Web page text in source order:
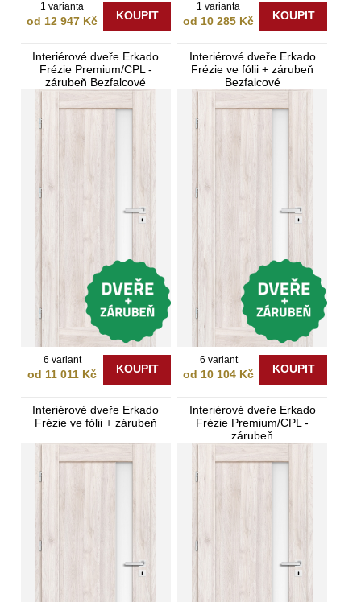
1 varianta
od 12 947 Kč KOUPIT
1 varianta
od 10 285 Kč KOUPIT
Interiérové dveře Erkado
Frézie Premium/CPL -
zárubeň Bezfalcové
6 variant
od 11 011 Kč KOUPIT
Interiérové dveře Erkado
Frézie ve fólii + zárubeň
Bezfalcové
6 variant
od 10 104 Kč KOUPIT
Interiérové dveře Erkado
Frézie ve fólii + zárubeň
Interiérové dveře Erkado
Frézie Premium/CPL -
zárubeň